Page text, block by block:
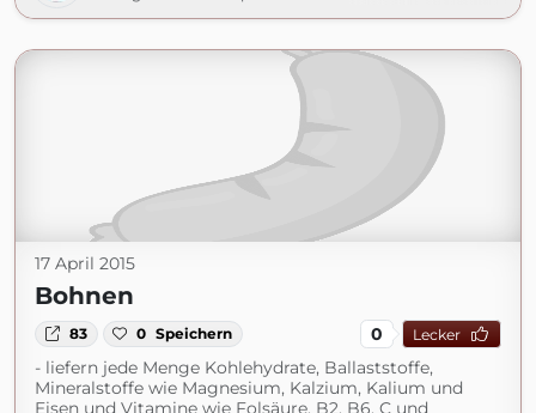
17 April 2015
Bohnen
83 0 Speichern 0 Lecker
- liefern jede Menge Kohlehydrate, Ballaststoffe,
Mineralstoffe wie Magnesium, Kalzium, Kalium und
Eisen und Vitamine wie Folsäure, B2, B6, C und